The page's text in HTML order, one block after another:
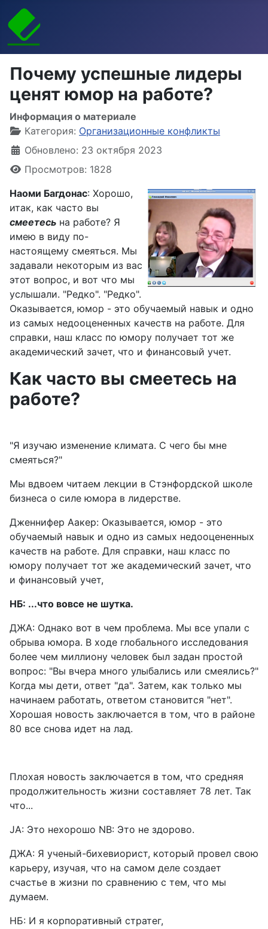
Почему успешные лидеры
ценят юмор на работе?
Информация о материале
Категория: Организационные конфликты
Обновлено: 23 октября 2023
Просмотров: 1828
Наоми Багдонас: Хорошо,
итак, как часто вы
смеетесь на работе? Я
имею в виду по-
настоящему смеяться. Мы
задавали некоторым из вас
этот вопрос, и вот что мы
услышали. "Редко". "Редко".
Оказывается, юмор - это обучаемый навык и одно
из самых недооцененных качеств на работе. Для
справки, наш класс по юмору получает тот же
академический зачет, что и финансовый учет.
Как часто вы смеетесь на
работе?
"Я изучаю изменение климата. С чего бы мне
смеяться?"
Мы вдвоем читаем лекции в Стэнфордской школе
бизнеса о силе юмора в лидерстве.
Дженнифер Аакер: Оказывается, юмор - это
обучаемый навык и одно из самых недооцененных
качеств на работе. Для справки, наш класс по
юмору получает тот же академический зачет, что
и финансовый учет,
НБ: ...что вовсе не шутка.
ДЖА: Однако вот в чем проблема. Мы все упали с
обрыва юмора. В ходе глобального исследования
более чем миллиону человек был задан простой
вопрос: "Вы вчера много улыбались или смеялись?"
Когда мы дети, ответ "да". Затем, как только мы
начинаем работать, ответом становится "нет".
Хорошая новость заключается в том, что в районе
80 все снова идет на лад.
Плохая новость заключается в том, что средняя
продолжительность жизни составляет 78 лет. Так
что...
JA: Это нехорошо NB: Это не здорово.
ДЖА: Я ученый-бихевиорист, который провел свою
карьеру, изучая, что на самом деле создает
счастье в жизни по сравнению с тем, что мы
думаем.
НБ: И я корпоративный стратег,